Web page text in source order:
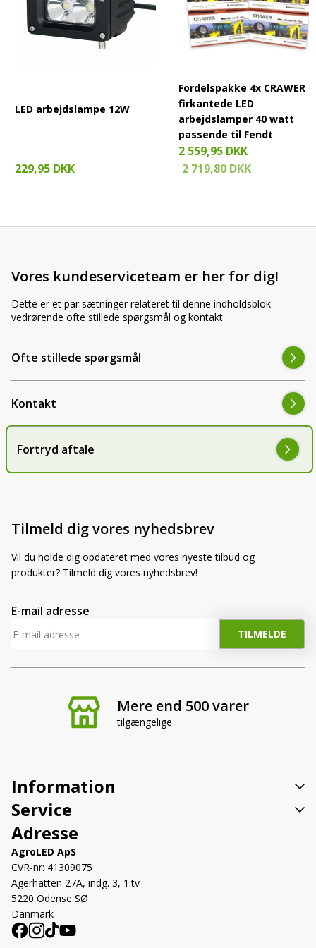
LED arbejdslampe 12W
229,95 DKK
Fordelspakke 4x CRAWER
firkantede LED
arbejdslamper 40 watt
passende til Fendt
2 559,95 DKK
2 719,80 DKK
Mere end 500 varer
tilgængelige
Vores kundeserviceteam er her for dig!
Dette er et par sætninger relateret til denne indholdsblok
vedrørende ofte stillede spørgsmål og kontakt
Ofte stillede spørgsmål
Kontakt
Fortryd aftale
Tilmeld dig vores nyhedsbrev
Vil du holde dig opdateret med vores nyeste tilbud og
produkter? Tilmeld dig vores nyhedsbrev!
E-mail adresse
Information
Service
Adresse
AgroLED ApS
CVR-nr: 41309075
Agerhatten 27A, indg. 3, 1.tv
5220 Odense SØ
Danmark